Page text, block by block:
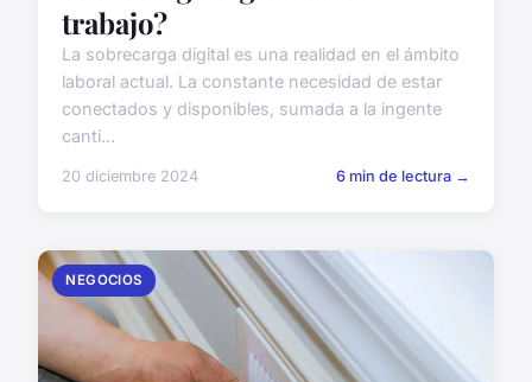
trabajo?
La sobrecarga digital es una realidad en el ámbito
laboral actual. La constante necesidad de estar
conectados y disponibles, sumada a la ingente
canti...
20 diciembre 2024 6 min de lectura →
NEGOCIOS